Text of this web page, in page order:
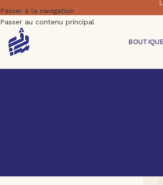
Passer à la navigation
Passer au contenu principal
BOUTIQUE